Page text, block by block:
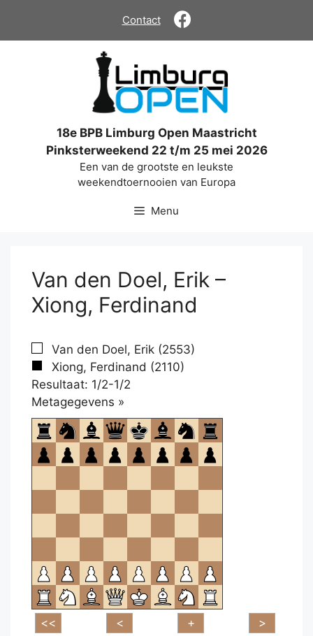
de
Contact
18e BPB Limburg Open Maastricht
Pinksterweekend 22 t/m 25 mei 2026
Een van de grootste en leukste
weekendtoernooien van Europa
Menu
Van den Doel, Erik –
Xiong, Ferdinand
Van den Doel, Erik (2553)
Xiong, Ferdinand (2110)
Resultaat: 1/2-1/2
Metagegevens »
om
te
openen.